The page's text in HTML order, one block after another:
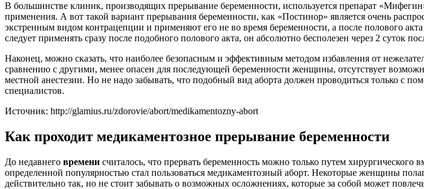
В большинстве клиник, производящих прерывание беременности, используется препарат
применения. А вот такой вариант прерывания беременности, как «Постинор» является очень
экстренным видом контрацепции и применяют его не во время беременности, а после полового
следует применять сразу после подобного полового акта, он абсолютно бесполезен через 2 суток
Наконец, можно сказать, что наиболее безопасным и эффективным методом избавления от
сравнению с другими, менее опасен для последующей беременности женщины, отсутствует
местной анестезии. Но не надо забывать, что подобный вид аборта должен проводиться только с
специалистов.
Источник: http://glamius.ru/zdorovie/abort/medikamentozny-abort
Как проходит медикаментозное прерывание беременности
До недавнего времени считалось, что прервать беременность можно только путем
определенной популярностью стал пользоваться медикаментозный аборт. Некоторые женщины
действительно так, но не стоит забывать о возможных осложнениях, которые за собой может